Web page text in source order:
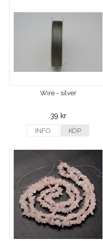
Wire - silver
39 kr
INFO KÖP